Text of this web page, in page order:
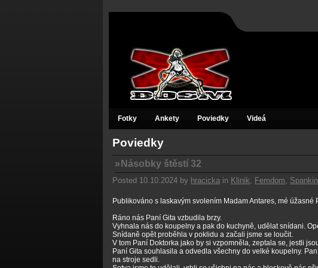
Fotky Ankety Poviedky Videá
Poviedky
» Násobky štěstí 32
Posted 10.10.2024 by hracicka in Klinik, Femdom,
Publikováno s laskavým svolením Madam Antares, mé úžasné
Ráno nás Paní Gita vzbudila brzy.
Vyhnala nás do koupelny a pak do kuchyně, udělat snídani.
Snídaně opět proběhla v poklidu a začali jsme se loučit.
V tom Paní Doktorka jako by si vzpomněla, zeptala se, jestli
Paní Gita souhlasila a odvedla všechny do velké koupelny.
na stroje sedli.